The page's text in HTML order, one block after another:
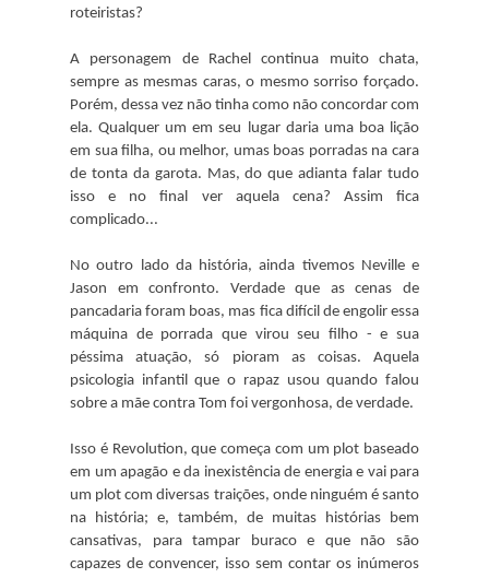
roteiristas?
A personagem de Rachel continua muito chata,
sempre as mesmas caras, o mesmo sorriso forçado.
Porém, dessa vez não tinha como não concordar com
ela. Qualquer um em seu lugar daria uma boa lição
em sua filha, ou melhor, umas boas porradas na cara
de tonta da garota. Mas, do que adianta falar tudo
isso e no final ver aquela cena? Assim fica
complicado...
No outro lado da história, ainda tivemos Neville e
Jason em confronto. Verdade que as cenas de
pancadaria foram boas, mas fica difícil de engolir essa
máquina de porrada que virou seu filho - e sua
péssima atuação, só pioram as coisas. Aquela
psicologia infantil que o rapaz usou quando falou
sobre a mãe contra Tom foi vergonhosa, de verdade.
Isso é Revolution, que começa com um plot baseado
em um apagão e da inexistência de energia e vai para
um plot com diversas traições, onde ninguém é santo
na história; e, também, de muitas histórias bem
cansativas, para tampar buraco e que não são
capazes de convencer, isso sem contar os inúmeros